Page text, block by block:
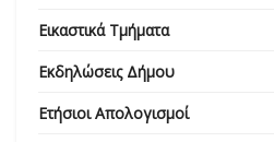
Εικαστικά Τμήματα
Εκδηλώσεις Δήμου
Ετήσιοι Απολογισμοί